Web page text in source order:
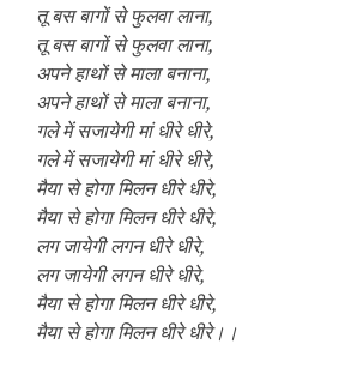
तू बस बागों से फुलवा लाना,
तू बस बागों से फुलवा लाना,
अपने हाथों से माला बनाना,
अपने हाथों से माला बनाना,
गले में सजायेगी मां धीरे धीरे,
गले में सजायेगी मां धीरे धीरे,
मैया से होगा मिलन धीरे धीरे,
मैया से होगा मिलन धीरे धीरे,
लग जायेगी लगन धीरे धीरे,
लग जायेगी लगन धीरे धीरे,
मैया से होगा मिलन धीरे धीरे,
मैया से होगा मिलन धीरे धीरे।।